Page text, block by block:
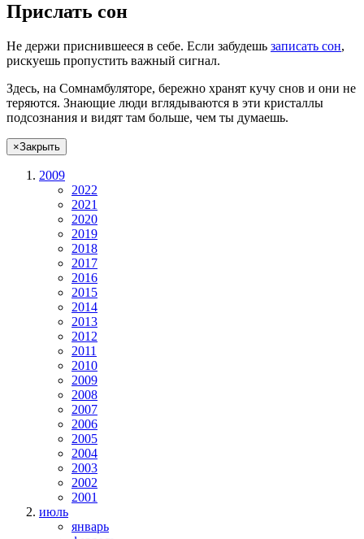
Прислать сон
Не держи приснившееся в себе. Если забудешь записать сон,
рискуешь пропустить важный сигнал.
Здесь, на Сомнамбуляторе, бережно хранят кучу снов и они не
теряются. Знающие люди вглядываются в эти кристаллы
подсознания и видят там больше, чем ты думаешь.
×Закрыть
2009
2022
2021
2020
2019
2018
2017
2016
2015
2014
2013
2012
2011
2010
2009
2008
2007
2006
2005
2004
2003
2002
2001
июль
январь